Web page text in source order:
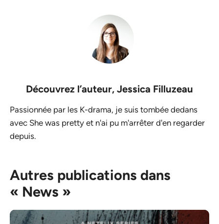
Découvrez l’auteur, Jessica Filluzeau
Passionnée par les K-drama, je suis tombée dedans
avec She was pretty et n'ai pu m'arrêter d'en regarder
depuis.
Autres publications dans
« News »